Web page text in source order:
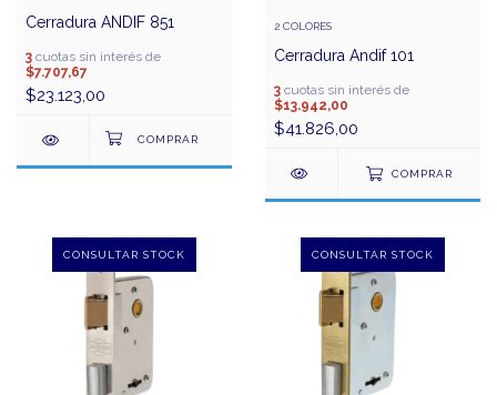
Cerradura ANDIF 851
3 cuotas sin interés de
$7.707,67
$23.123,00
2 COLORES
Cerradura Andif 101
3 cuotas sin interés de
$13.942,00
$41.826,00
COMPRAR